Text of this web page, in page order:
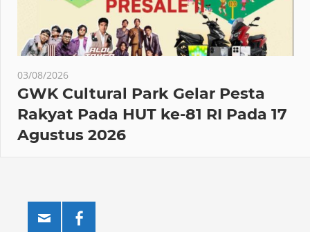
03/08/2026
GWK Cultural Park Gelar Pesta
Rakyat Pada HUT ke-81 RI Pada 17
Agustus 2026